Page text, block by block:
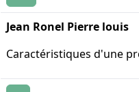
Jean Ronel Pierre louis
Caractéristiques d'une